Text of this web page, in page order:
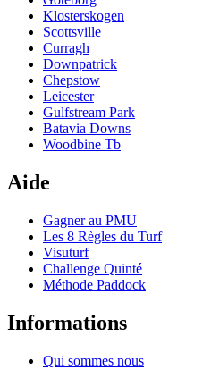
Klosterskogen
Scottsville
Curragh
Downpatrick
Chepstow
Leicester
Gulfstream Park
Batavia Downs
Woodbine Tb
Aide
Gagner au PMU
Les 8 Règles du Turf
Visuturf
Challenge Quinté
Méthode Paddock
Informations
Qui sommes nous